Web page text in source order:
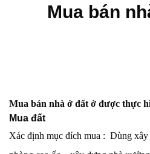
Mua bán
Mua bán nhà ở đất ở được thực
Mua đất
Xác định mục đích mua : Dùng